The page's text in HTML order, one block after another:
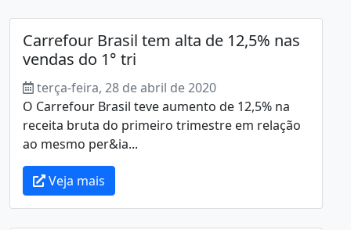
Carrefour Brasil tem alta de 12,5% nas
vendas do 1° tri
terça-feira, 28 de abril de 2020
O Carrefour Brasil teve aumento de 12,5% na
receita bruta do primeiro trimestre em relação
ao mesmo per&ia...
Veja mais